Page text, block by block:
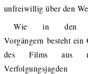
unfreiwillig über den
Wie in den
Vorgängern besteht ein
des Films aus